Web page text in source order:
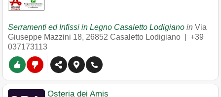
Serramenti ed Infissi in Legno Casaletto Lodigiano in Via
Giuseppe Mazzini 18, 26852 Casaletto Lodigiano
+39
037173113
Osteria dei Amis